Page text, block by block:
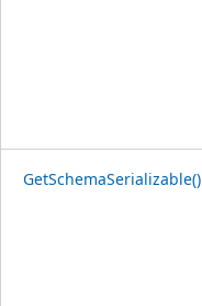
GetSchemaSerializable()